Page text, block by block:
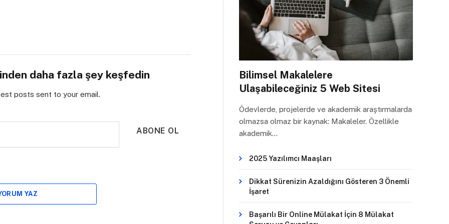
daha fazla şey keşfedin
posts sent to your email.
ABONE OL
YAZ
Bilimsel Makalelere
Ulaşabileceğiniz 5 Web Sitesi
Ödevlerde, projelerde ve akademik araştırmalarda
olmazsa olmaz bir kaynak: Makaleler. Özellikle
akademik…
2025 Yazılımcı Maaşları
Dikkat Sürenizin Azaldığını Gösteren 3 Önemli
İşaret
Başarılı Bir Online Mülakat İçin 8 Mülakat